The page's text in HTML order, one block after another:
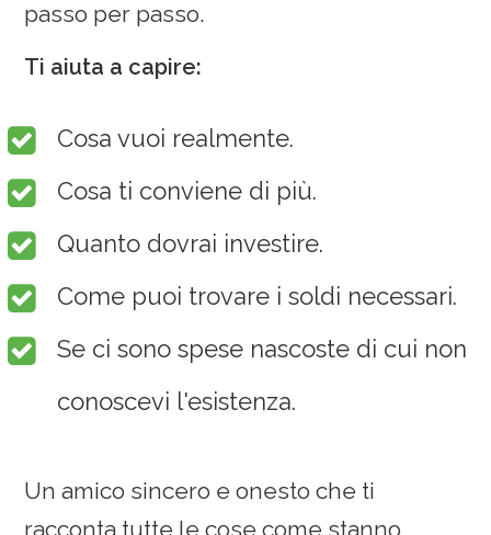
passo per passo.
Ti aiuta a capire:
Cosa vuoi realmente.
Cosa ti conviene di più.
Quanto dovrai investire.
Come puoi trovare i soldi necessari.
Se ci sono spese nascoste di cui non
conoscevi l'esistenza.
Un amico sincero e onesto che ti
racconta tutte le cose come stanno